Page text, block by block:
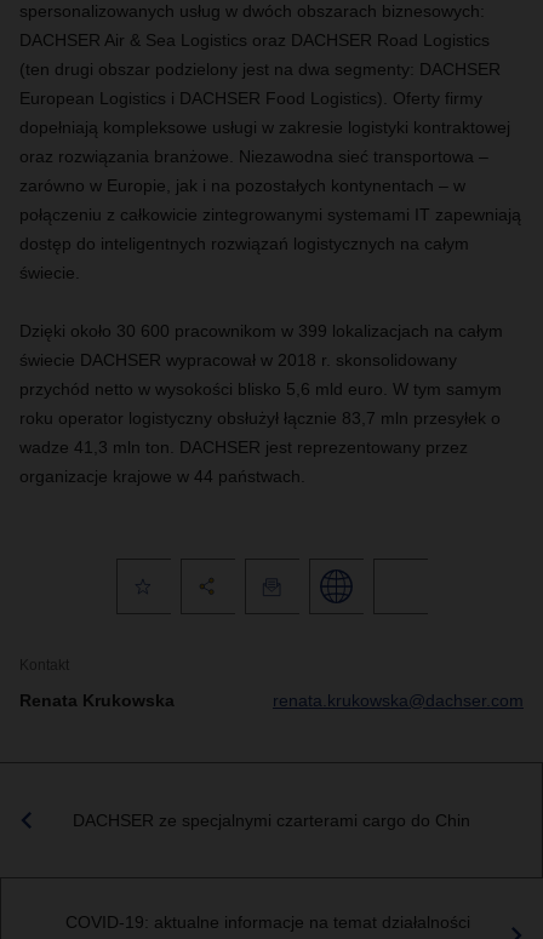
spersonalizowanych usług w dwóch obszarach biznesowych:
DACHSER Air & Sea Logistics oraz DACHSER Road Logistics
(ten drugi obszar podzielony jest na dwa segmenty: DACHSER
European Logistics i DACHSER Food Logistics). Oferty firmy
dopełniają kompleksowe usługi w zakresie logistyki kontraktowej
oraz rozwiązania branżowe. Niezawodna sieć transportowa –
zarówno w Europie, jak i na pozostałych kontynentach – w
połączeniu z całkowicie zintegrowanymi systemami IT zapewniają
dostęp do inteligentnych rozwiązań logistycznych na całym
świecie.
Dzięki około 30 600 pracownikom w 399 lokalizacjach na całym
świecie DACHSER wypracował w 2018 r. skonsolidowany
przychód netto w wysokości blisko 5,6 mld euro. W tym samym
roku operator logistyczny obsłużył łącznie 83,7 mln przesyłek o
wadze 41,3 mln ton. DACHSER jest reprezentowany przez
organizacje krajowe w 44 państwach.
Kontakt
Renata Krukowska renata.krukowska@dachser.com
DACHSER ze specjalnymi czarterami cargo do Chin
COVID-19: aktualne informacje na temat działalności